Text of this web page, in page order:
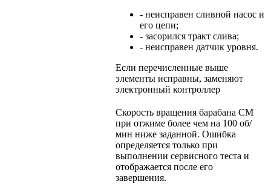
- неисправен сливной насос и
его цепи;
- засорился тракт слива;
- неисправен датчик уровня.
Если перечисленные выше
элементы исправны, заменяют
электронный контроллер
Скорость вращения барабана СМ
при отжиме более чем на 100 об/
мин ниже заданной. Ошибка
определяется только при
выполнении сервисного теста и
отображается после его
завершения.